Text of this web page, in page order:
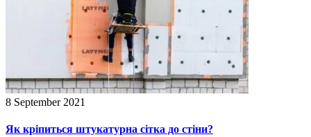
8 September 2021
Як кріпиться штукатурна сітка до стіни?